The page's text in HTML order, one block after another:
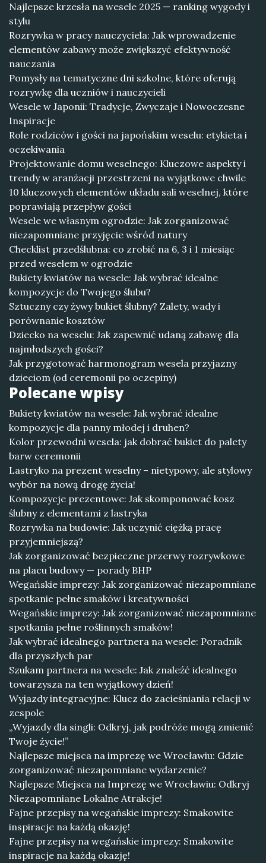
Najlepsze krzesła na wesele 2025 — ranking wygody i
stylu
Rozrywka w pracy nauczyciela: Jak wprowadzenie
elementów zabawy może zwiększyć efektywność
nauczania
Pomysły na tematyczne dni szkolne, które oferują
rozrywkę dla uczniów i nauczycieli
Wesele w Japonii: Tradycje, Zwyczaje i Nowoczesne
Inspiracje
Role rodziców i gości na japońskim weselu: etykieta i
oczekiwania
Projektowanie domu weselnego: Kluczowe aspekty i
trendy w aranżacji przestrzeni na wyjątkowe chwile
10 kluczowych elementów układu sali weselnej, które
poprawiają przepływ gości
Wesele we własnym ogrodzie: Jak zorganizować
niezapomniane przyjęcie wśród natury
Checklist przedślubna: co zrobić na 6, 3 i 1 miesiąc
przed weselem w ogrodzie
Bukiety kwiatów na wesele: Jak wybrać idealne
kompozycje do Twojego ślubu?
Sztuczny czy żywy bukiet ślubny? Zalety, wady i
porównanie kosztów
Dziecko na weselu: Jak zapewnić udaną zabawę dla
najmłodszych gości?
Jak przygotować harmonogram wesela przyjazny
dzieciom (od ceremonii po oczepiny)
Polecane wpisy
Bukiety kwiatów na wesele: Jak wybrać idealne
kompozycje dla panny młodej i druhen?
Kolor przewodni wesela: jak dobrać bukiet do palety
barw ceremonii
Lastryko na prezent weselny – nietypowy, ale stylowy
wybór na nową drogę życia!
Kompozycje prezentowe: Jak skomponować kosz
ślubny z elementami z lastryka
Rozrywka na budowie: Jak uczynić ciężką pracę
przyjemniejszą?
Jak zorganizować bezpieczne przerwy rozrywkowe
na placu budowy — porady BHP
Wegańskie imprezy: Jak zorganizować niezapomniane
spotkanie pełne smaków i kreatywności
Wegańskie imprezy: Jak zorganizować niezapomniane
spotkania pełne roślinnych smaków!
Jak wybrać idealnego partnera na wesele: Poradnik
dla przyszłych par
Szukam partnera na wesele: Jak znaleźć idealnego
towarzysza na ten wyjątkowy dzień!
Wyjazdy integracyjne: Klucz do zacieśniania relacji w
zespole
„Wyjazdy dla singli: Odkryj, jak podróże mogą zmienić
Twoje życie!”
Najlepsze miejsca na imprezę we Wrocławiu: Gdzie
zorganizować niezapomniane wydarzenie?
Najlepsze Miejsca na Imprezę we Wrocławiu: Odkryj
Niezapomniane Lokalne Atrakcje!
Fajne przepisy na wegańskie imprezy: Smakowite
inspiracje na każdą okazję!
Fajne przepisy na wegańskie imprezy: Smakowite
inspiracje na każdą okazję!